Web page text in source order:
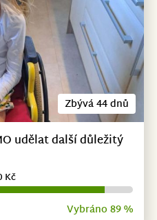
Zbývá 44 dnů
udělat další důležitý
Vybráno 89 %
Kč